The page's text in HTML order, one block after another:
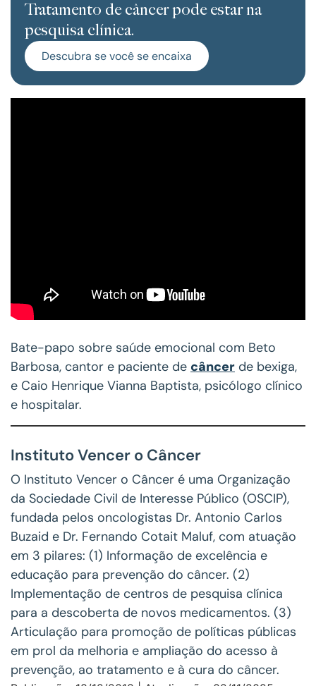
Tratamento de câncer pode estar na
pesquisa clínica.
Descubra se você se encaixa
Bate-papo sobre saúde emocional com Beto
Barbosa, cantor e paciente de câncer de bexiga,
e Caio Henrique Vianna Baptista, psicólogo clínico
e hospitalar.
Instituto Vencer o Câncer
O Instituto Vencer o Câncer é uma Organização
da Sociedade Civil de Interesse Público (OSCIP),
fundada pelos oncologistas Dr. Antonio Carlos
Buzaid e Dr. Fernando Cotait Maluf, com atuação
em 3 pilares: (1) Informação de excelência e
educação para prevenção do câncer. (2)
Implementação de centros de pesquisa clínica
para a descoberta de novos medicamentos. (3)
Articulação para promoção de políticas públicas
em prol da melhoria e ampliação do acesso à
prevenção, ao tratamento e à cura do câncer.